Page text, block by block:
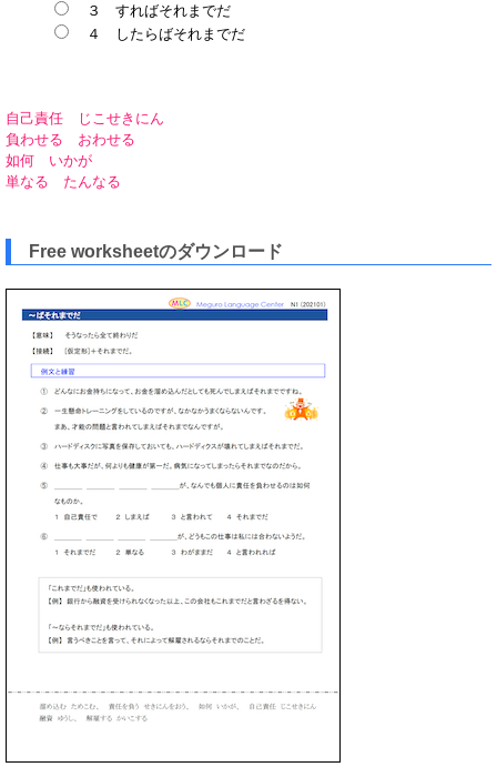
３ すればそれまでだ
４ したらばそれまでだ
自己責任 じこせきにん
負わせる おわせる
如何 いかが
単なる たんなる
Free worksheetのダウンロード